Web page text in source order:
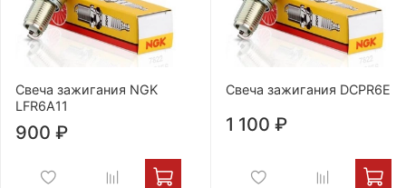
Свеча зажигания NGK
LFR6A11
900 ₽
Свеча зажигания DCPR6E
1 100 ₽